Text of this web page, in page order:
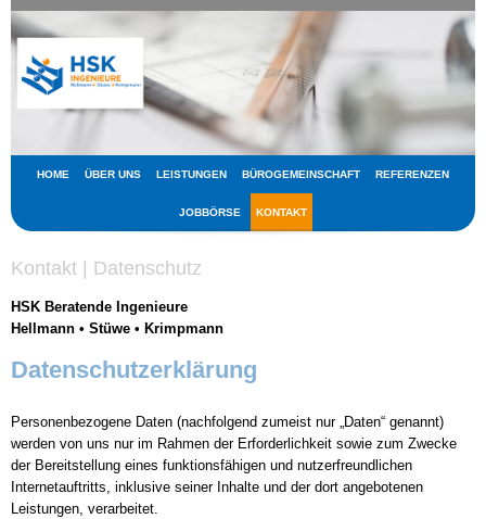
HOME ÜBER UNS LEISTUNGEN BÜROGEMEINSCHAFT REFERENZEN
JOBBÖRSE KONTAKT
Kontakt | Datenschutz
HSK Beratende Ingenieure
Hellmann • Stüwe • Krimpmann
Datenschutzerklärung
Personenbezogene Daten (nachfolgend zumeist nur „Daten“ genannt)
werden von uns nur im Rahmen der Erforderlichkeit sowie zum Zwecke
der Bereitstellung eines funktionsfähigen und nutzerfreundlichen
Internetauftritts, inklusive seiner Inhalte und der dort angebotenen
Leistungen, verarbeitet.